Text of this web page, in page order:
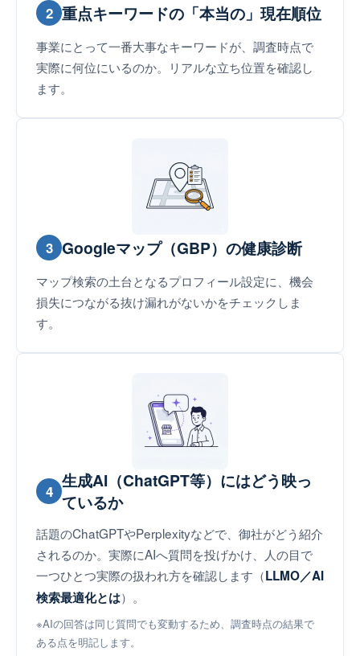
2 重点キーワードの「本当の」現在順位
事業にとって一番大事なキーワードが、調査時点で
実際に何位にいるのか。リアルな立ち位置を確認し
ます。
3 Googleマップ（GBP）の健康診断
マップ検索の土台となるプロフィール設定に、機会
損失につながる抜け漏れがないかをチェックしま
す。
4 生成AI（ChatGPT等）にはどう映っ
ているか
話題のChatGPTやPerplexityなどで、御社がどう紹介
されるのか。実際にAIへ質問を投げかけ、人の目で
一つひとつ実際の扱われ方を確認します（LLMO／AI
検索最適化とは）。
※AIの回答は同じ質問でも変動するため、調査時点の結果で
ある点を明記します。